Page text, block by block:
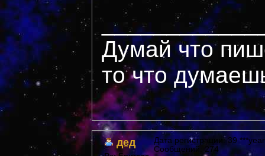
Думай что
то что
дед
Дата регистрации: 39
Сообщений: 274